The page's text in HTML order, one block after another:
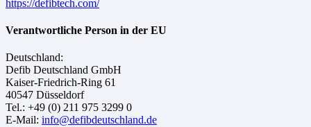
https://defibtech.com/
Verantwortliche Person in der EU
Deutschland:
Defib Deutschland GmbH
Kaiser-Friedrich-Ring 61
40547 Düsseldorf
Tel.: +49 (0) 211 975 3299 0
E-Mail: info@defibdeutschland.de